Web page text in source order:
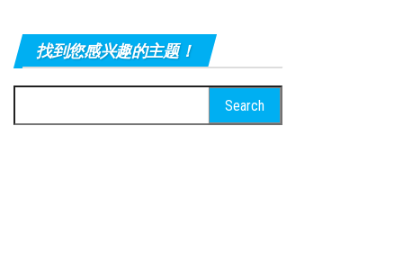
找到您感兴趣的主题！
for: